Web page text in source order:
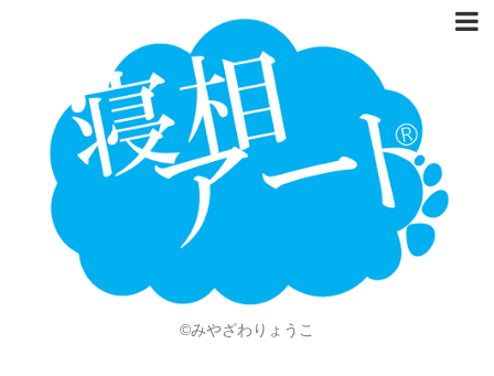
©みやざわりょうこ
Language
開催情報
動画
ニュース